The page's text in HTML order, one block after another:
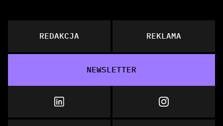
REDAKCJA REKLAMA
NEWSLETTER